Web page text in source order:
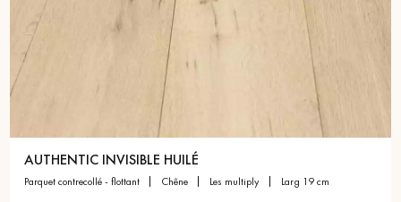
AUTHENTIC INVISIBLE HUILÉ
parquet contrecollé - flottant chêne les multiply larg 19 cm